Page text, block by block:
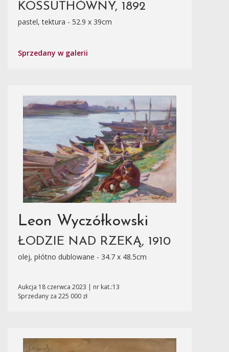
KOSSUTHÓWNY, 1892
pastel, tektura - 52.9 x 39cm
Sprzedany w galerii
Leon Wyczółkowski
ŁODZIE NAD RZEKĄ, 1910
olej, płótno dublowane - 34.7 x 48.5cm
Aukcja 18 czerwca 2023 | nr kat.:13
Sprzedany za 225 000 zł